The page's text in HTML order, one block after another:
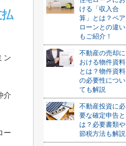
ン
介
ー
ける「収入合
算」とは？ペア
ローンとの違い
もご紹介！
不動産の売却に
おける物件資料
とは？物件資料
の必要性につい
ても解説
不動産投資に必
要な確定申告と
は？必要書類や
節税方法も解説